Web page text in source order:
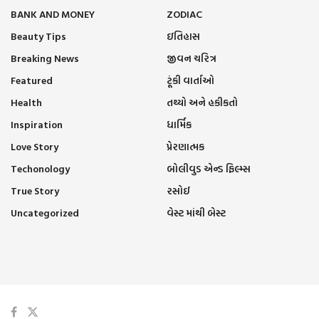
BANK AND MONEY
Beauty Tips
Breaking News
Featured
Health
Inspiration
Love Story
Techonology
True Story
Uncategorized
ZODIAC
ઇતિહાસ
જીવન ચરિત્ર
ટૂંકી વાર્તાઓ
તથ્યો અને હકીકતો
ધાર્મિક
પ્રેરણાત્મક
બોલીવુડ એન્ડ ફિલ્મ્સ
રસોઈ
વેસ્ટ માંથી બેસ્ટ